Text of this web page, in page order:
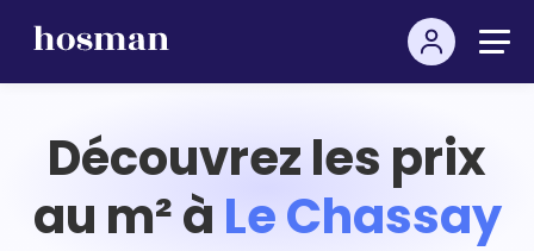
Découvrez les prix
au m² à Le Chassay